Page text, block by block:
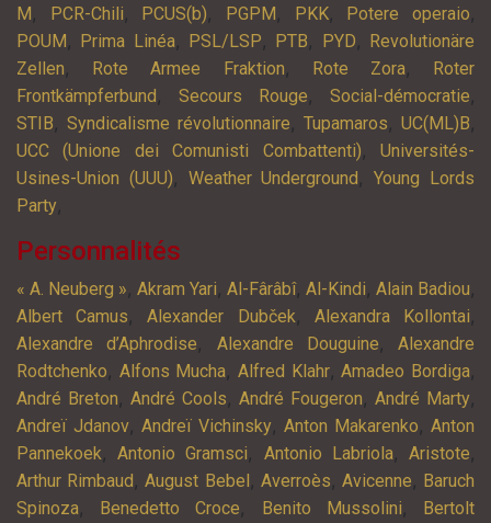
M , PCR-Chili, PCUS(b), PGPM , PKK, Potere operaio,
POUM , Prima Linéa, PSL/LSP, PTB, PYD,
Revolutionäre
Zellen, Rote Armee Fraktion, Rote Zora,
Roter
Frontkämpferbund , Secours Rouge, Social-démocratie,
STIB, Syndicalisme révolutionnaire, Tupamaros, UC(ML)B,
UCC (Unione dei Comunisti Combattenti),Universités-
Usines-Union (UUU), Weather Underground ,Young Lords
Party,
Personnalités
« A. Neuberg », Akram Yari, Al-Fârâbî, Al-Kindi, Alain Badiou,
Albert Camus,Alexander Dubček, Alexandra Kollontai,
Alexandre d’Aphrodise, Alexandre Douguine, Alexandre
Rodtchenko, Alfons Mucha,Alfred Klahr,Amadeo Bordiga,
André Breton, André Cools, André Fougeron, André Marty,
Andreï Jdanov, Andreï Vichinsky, Anton Makarenko, Anton
Pannekoek,Antonio Gramsci, Antonio Labriola,Aristote,
Arthur Rimbaud ,August Bebel , Averroès, Avicenne, Baruch
Spinoza, Benedetto Croce, Benito Mussolini,
Bertolt